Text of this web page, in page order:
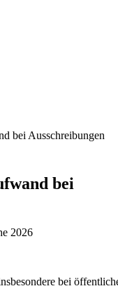
bei Ausschreibungen
bei
2026
bei